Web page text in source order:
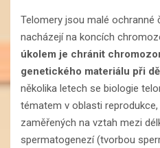
Telomery jsou malé ochranné
nacházejí na koncích
úkolem je chránit
genetického materiálu při
několika letech se biologie
tématem v oblasti
zaměřených na vztah mezi
spermatogenezí (tvorbou